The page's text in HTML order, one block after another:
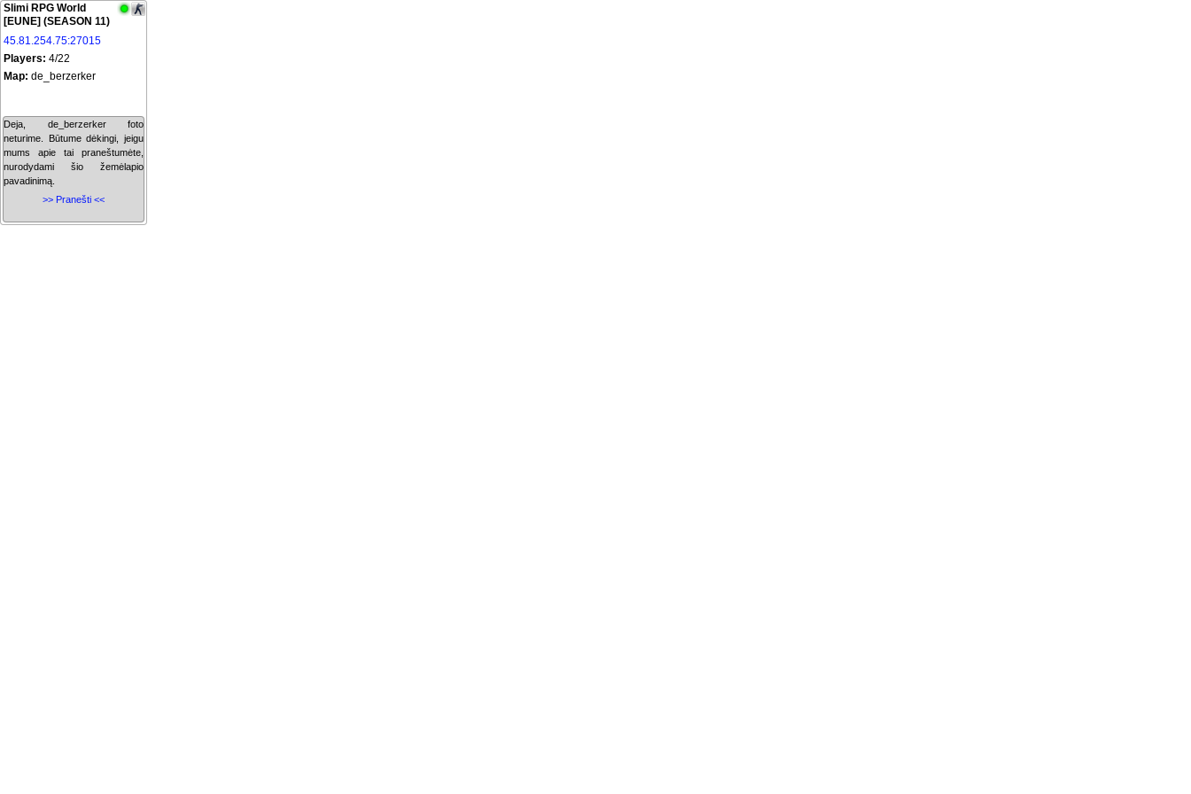
Slimi RPG World
[EUNE] (SEASON 11)
45.81.254.75:27015
Players: 4/22
Map: de_berzerker
Deja, de_berzerker foto
neturime. Būtume dėkingi, jeigu
mums apie tai praneštumėte,
nurodydami šio žemėlapio
pavadinimą.
>> Pranešti <<